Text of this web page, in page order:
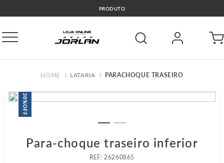
PRODUTO
LATARIA PARACHOQUE TRASEIRO
30%
OFF
Para-choque traseiro inferior
:26260865